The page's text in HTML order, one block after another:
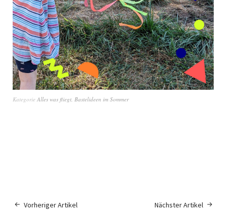
Kategorie Alles was fliegt, Bastelideen im Sommer
Vorheriger Artikel Nächster Artikel